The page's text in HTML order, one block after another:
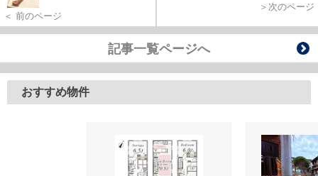
＜ 前のページ
＞次のページ
記事一覧ページへ
おすすめ物件